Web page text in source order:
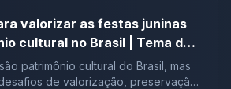
valorizar as festas juninas
cultural no Brasil | Tema de
patrimônio cultural do Brasil, mas
de valorização, preservação